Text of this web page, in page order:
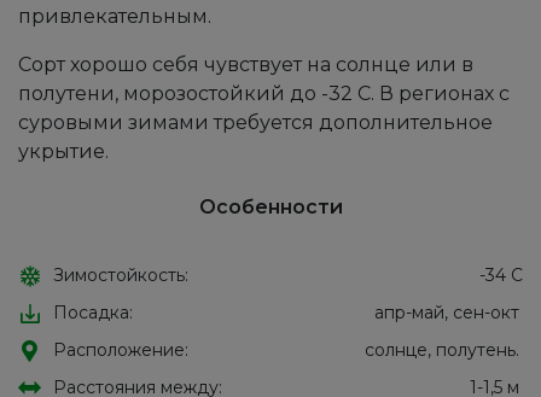
привлекательным.
Сорт хорошо себя чувствует на солнце или в
полутени, морозостойкий до -32 С. В регионах с
суровыми зимами требуется дополнительное
укрытие.
Особенности
Зимостойкость:
-34 С
Посадка:
апр-май, сен-окт
Расположение:
солнце, полутень.
Расстояния между:
1-1,5 м